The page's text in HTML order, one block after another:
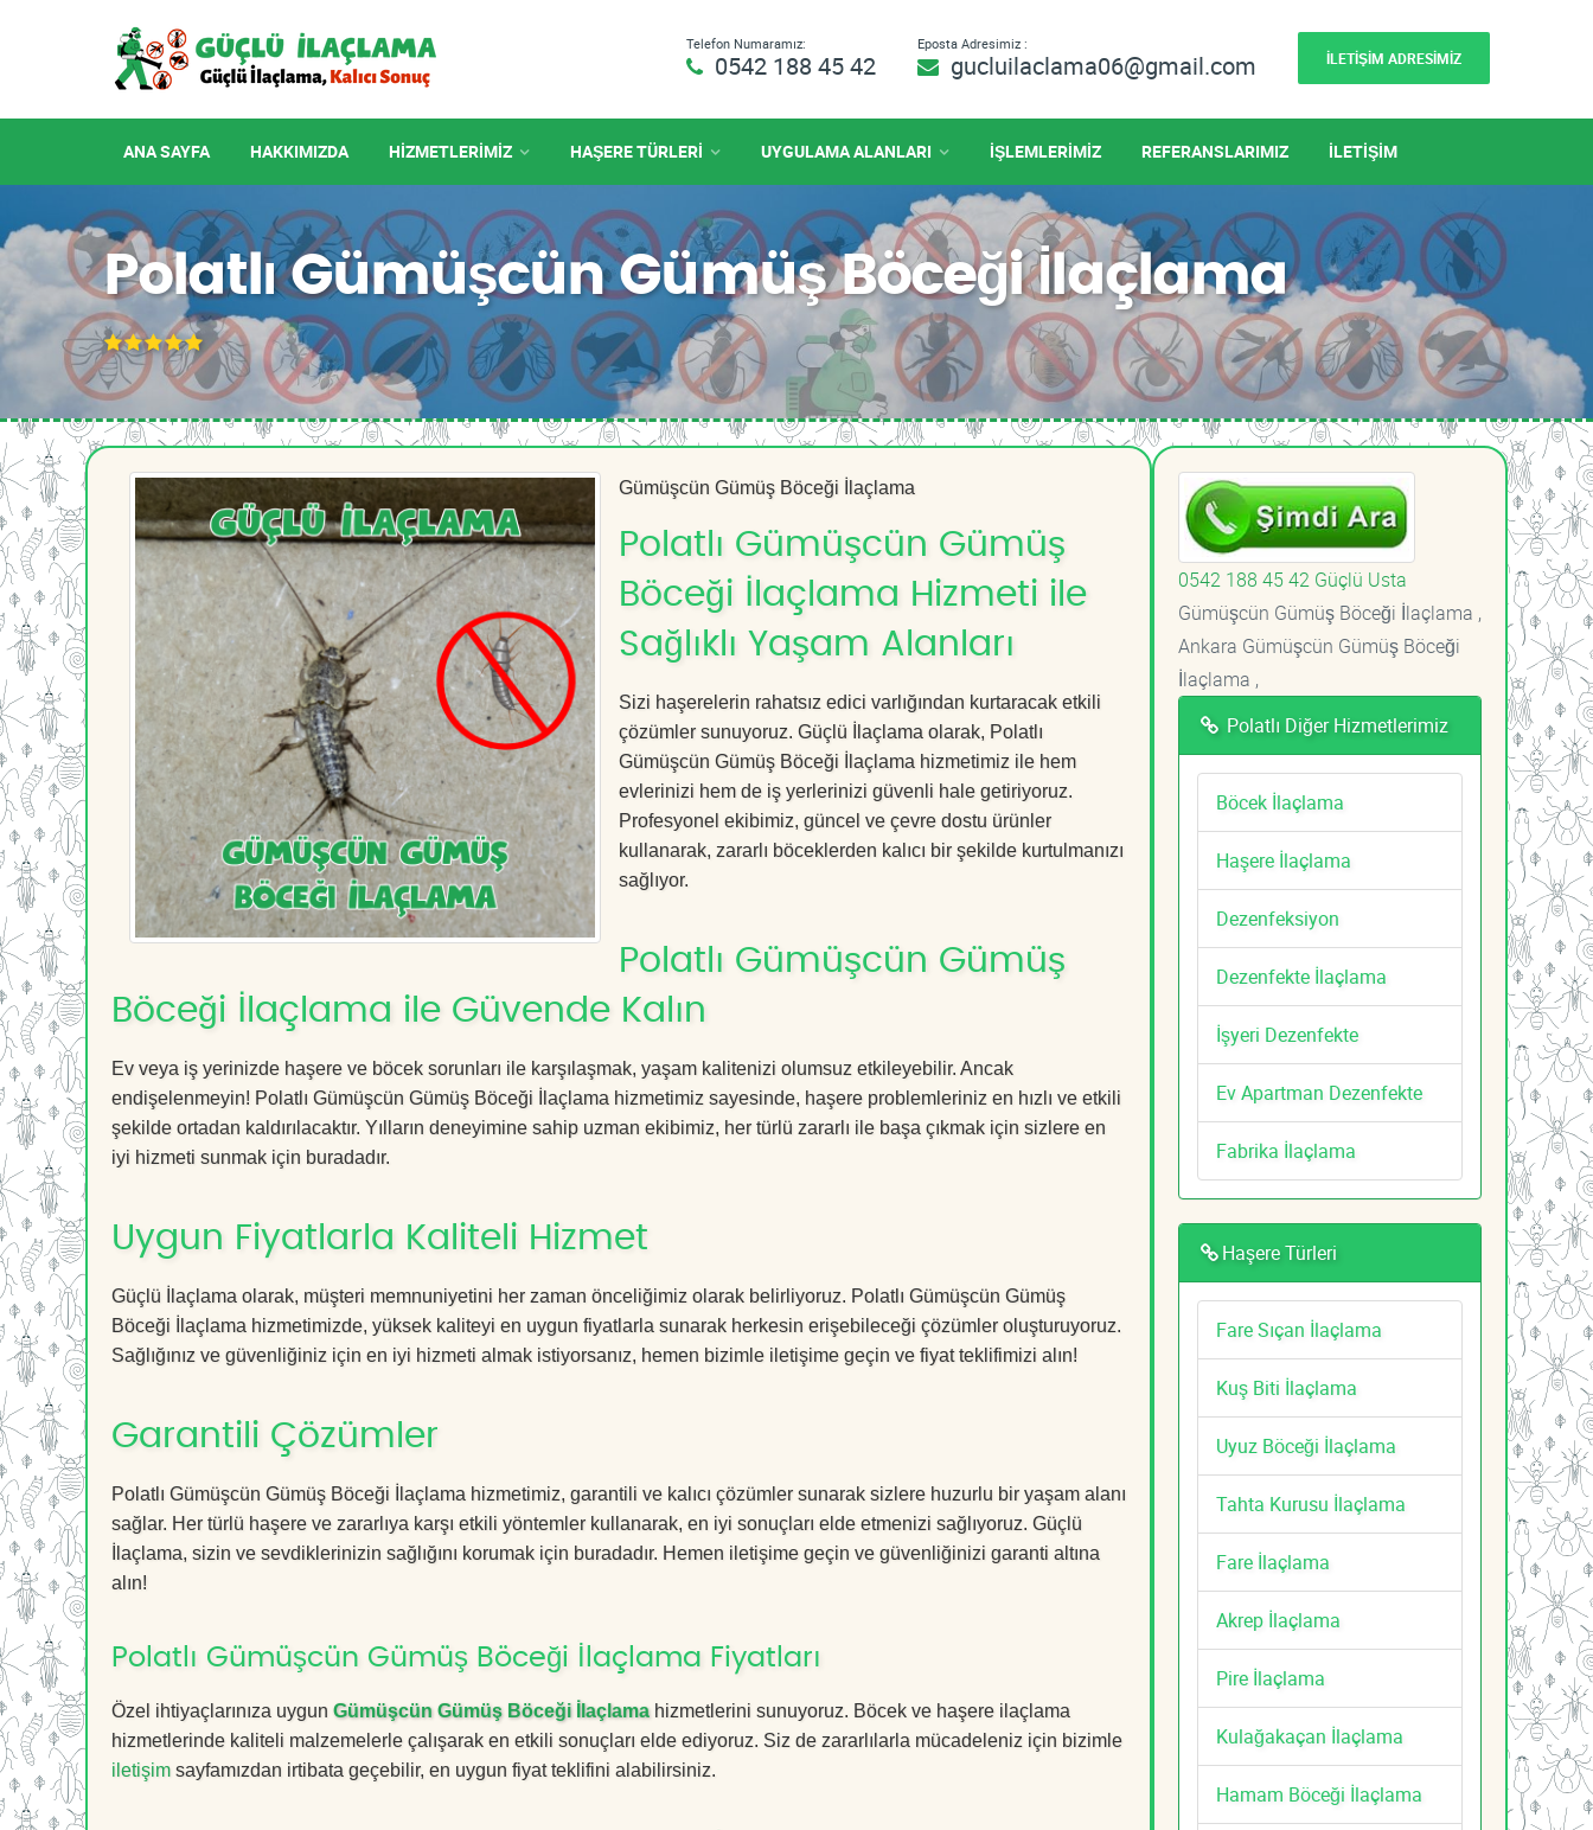
Telefon Numaramız:
0542 188 45 42
Eposta Adresimiz :
gucluilaclama06@gmail.com İLETİŞİM ADRESİMİZ
ANA SAYFA HAKKIMIZDA HIZMETLERIMIZ HAŞERE TÜRLERİ UYGULAMA ALANLARI İŞLEMLERİMİZ REFERANSLARIMIZ İLETİŞİM
Polatlı Gümüşcün Gümüş Böceği İlaçlama
Gümüşcün Gümüş Böceği İlaçlama
Polatlı Gümüşcün Gümüş
Böceği İlaçlama Hizmeti ile
Sağlıklı Yaşam Alanları
Sizi haşerelerin rahatsız edici varlığından kurtaracak etkili
çözümler sunuyoruz. Güçlü İlaçlama olarak, Polatlı
Gümüşcün Gümüş Böceği İlaçlama hizmetimiz ile hem
evlerinizi hem de iş yerlerinizi güvenli hale getiriyoruz.
Profesyonel ekibimiz, güncel ve çevre dostu ürünler
kullanarak, zararlı böceklerden kalıcı bir şekilde kurtulmanızı
sağlıyor.
Polatlı Gümüşcün Gümüş
Böceği İlaçlama ile Güvende Kalın
Ev veya iş yerinizde haşere ve böcek sorunları ile karşılaşmak, yaşam kalitenizi olumsuz etkileyebilir. Ancak
endişelenmeyin! Polatlı Gümüşcün Gümüş Böceği İlaçlama hizmetimiz sayesinde, haşere problemleriniz en hızlı ve etkili
şekilde ortadan kaldırılacaktır. Yılların deneyimine sahip uzman ekibimiz, her türlü zararlı ile başa çıkmak için sizlere en
iyi hizmeti sunmak için buradadır.
Uygun Fiyatlarla Kaliteli Hizmet
Güçlü İlaçlama olarak, müşteri memnuniyetini her zaman önceliğimiz olarak belirliyoruz. Polatlı Gümüşcün Gümüş
Böceği İlaçlama hizmetimizde, yüksek kaliteyi en uygun fiyatlarla sunarak herkesin erişebileceği çözümler oluşturuyoruz.
Sağlığınız ve güvenliğiniz için en iyi hizmeti almak istiyorsanız, hemen bizimle iletişime geçin ve fiyat teklifimizi alın!
Garantili Çözümler
Polatlı Gümüşcün Gümüş Böceği İlaçlama hizmetimiz, garantili ve kalıcı çözümler sunarak sizlere huzurlu bir yaşam alanı
sağlar. Her türlü haşere ve zararlıya karşı etkili yöntemler kullanarak, en iyi sonuçları elde etmenizi sağlıyoruz. Güçlü
İlaçlama, sizin ve sevdiklerinizin sağlığını korumak için buradadır. Hemen iletişime geçin ve güvenliğinizi garanti altına
alın!
Polatlı Gümüşcün Gümüş Böceği İlaçlama Fiyatları
Özel ihtiyaçlarınıza uygun Gümüşcün Gümüş Böceği İlaçlamahizmetlerini sunuyoruz. Böcek ve haşere ilaçlama
hizmetlerinde kaliteli malzemelerle çalışarak en etkili sonuçları elde ediyoruz. Siz de zararlılarla mücadeleniz için bizimle
iletişim sayfamızdan irtibata geçebilir, en uygun fiyat teklifini alabilirsiniz.
0542 188 45 42 Güçlü Usta
Gümüşcün Gümüş Böceği İlaçlama ,
Ankara Gümüşcün Gümüş Böceği
İlaçlama ,
Polatlı Diğer Hizmetlerimiz
Böcek İlaçlama
Haşere İlaçlama
Dezenfeksiyon
Dezenfekte İlaçlama
İşyeri Dezenfekte
Ev Apartman Dezenfekte
Fabrika İlaçlama
Haşere Türleri
Fare Sıçan İlaçlama
Kuş Biti İlaçlama
Uyuz Böceği İlaçlama
Tahta Kurusu İlaçlama
Fare İlaçlama
Akrep İlaçlama
Pire İlaçlama
Kulağakaçan İlaçlama
Hamam Böceği İlaçlama